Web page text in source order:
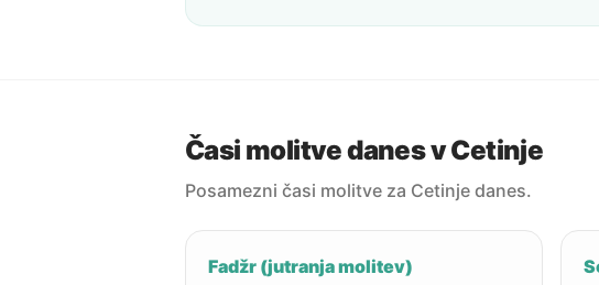
Časi molitve danes v Cetinje
Posamezni časi molitve za Cetinje danes.
Fadžr (jutranja molitev)